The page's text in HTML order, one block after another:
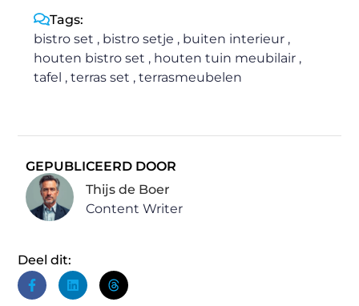
Tags:
bistro set , bistro setje , buiten interieur ,
houten bistro set , houten tuin meubilair ,
tafel ,terras set ,terrasmeubelen
GEPUBLICEERD DOOR
Thijs de Boer
Content Writer
Deel dit: